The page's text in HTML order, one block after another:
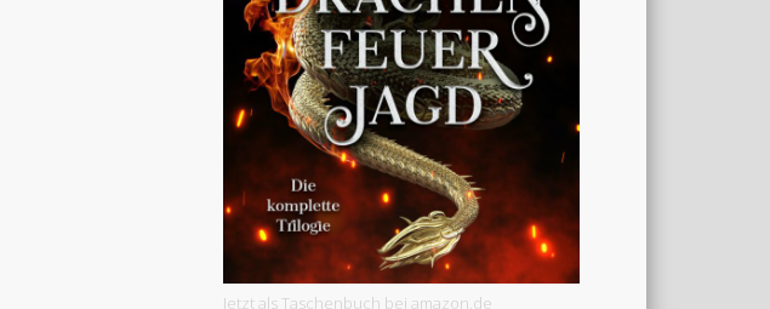
Jetzt als Taschenbuch bei amazon.de